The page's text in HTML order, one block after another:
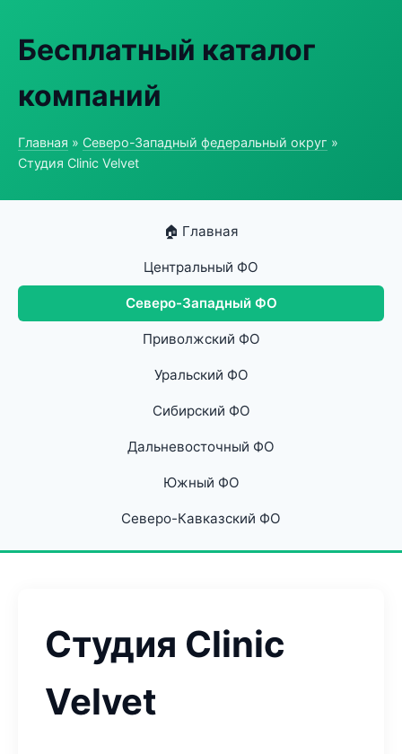
Бесплатный каталог
компаний
Главная » Северо-Западный федеральный округ »
Студия Clinic Velvet
🏠 Главная
Центральный ФО
Северо-Западный ФО
Приволжский ФО
Уральский ФО
Сибирский ФО
Дальневосточный ФО
Южный ФО
Северо-Кавказский ФО
Студия Clinic
Velvet